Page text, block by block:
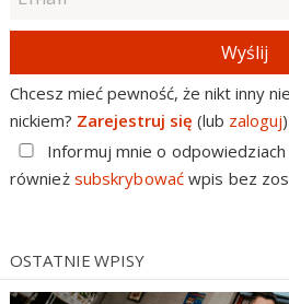
Wyślij
Chcesz mieć pewność, że nikt inny
nickiem? Zarejestruj się (lub zaloguj
Informuj mnie o
również subskrybowaćwpis bez
OSTATNIE WPISY